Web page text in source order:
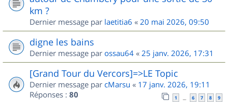
km ?
Dernier message par laetitia6 « 20 mai 2026, 09:50
digne les bains
Dernier message par ossau64 « 25 janv. 2026, 17:31
[Grand Tour du Vercors]=>LE Topic
Dernier message par cMarsu « 17 janv. 2026, 19:11
Réponses : 80 1 … 6 7 8 9